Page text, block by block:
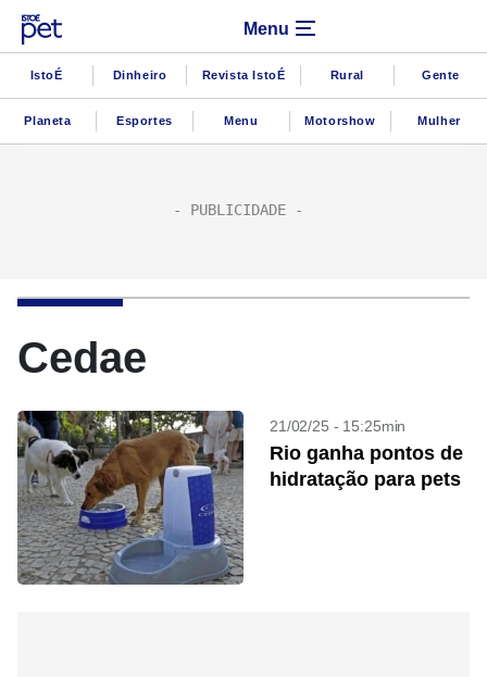
Menu
IstoÉ Dinheiro Revista IstoÉ Rural Gente
Planeta Esportes Menu Motorshow Mulher
Cedae
21/02/25 - 15:25min
Rio ganha pontos de
hidratação para pets